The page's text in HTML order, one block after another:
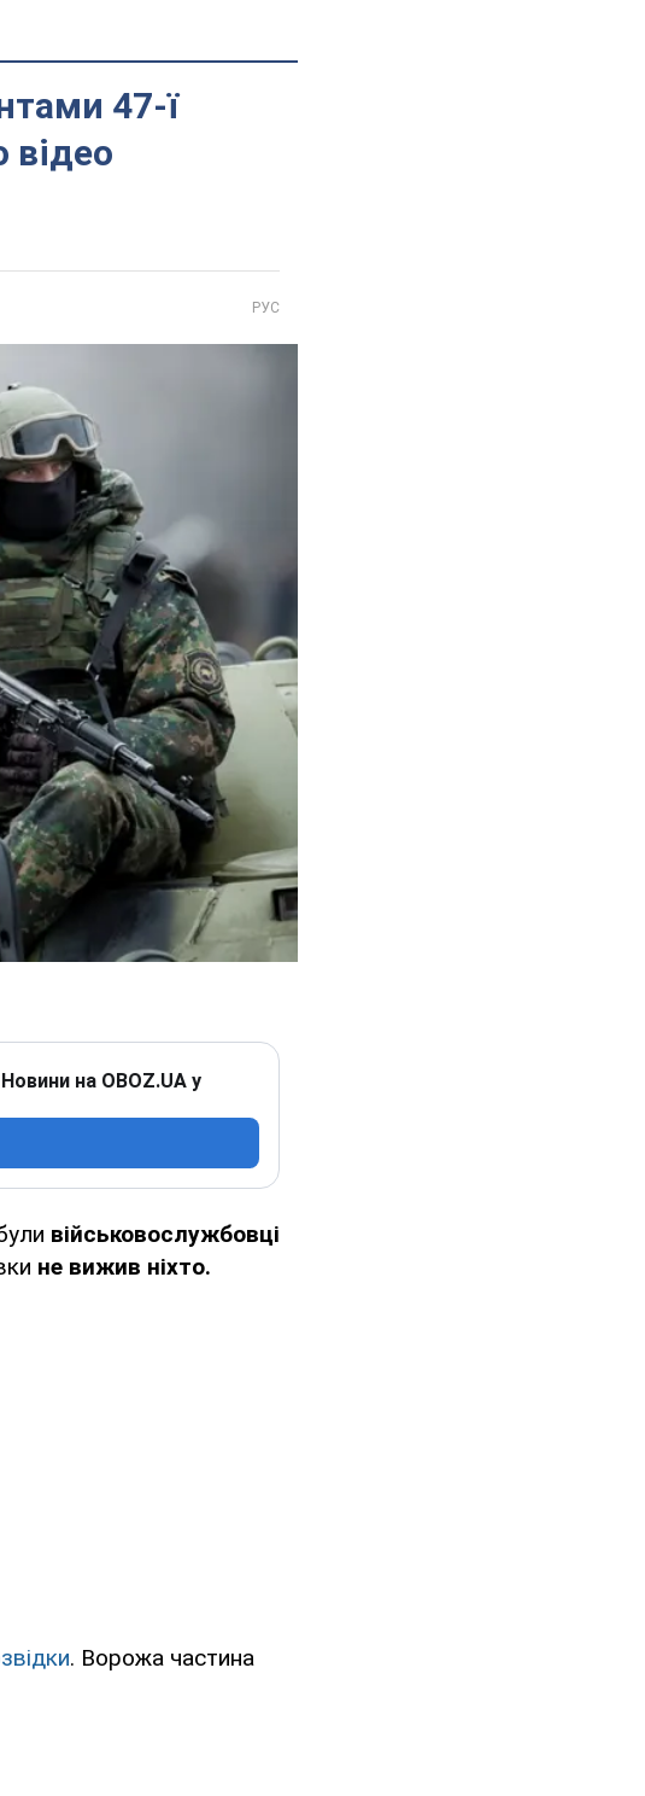
47-ї
відео
РУС
на OBOZ.UA у
військовослужбовці
не вижив ніхто.
. Ворожа частина